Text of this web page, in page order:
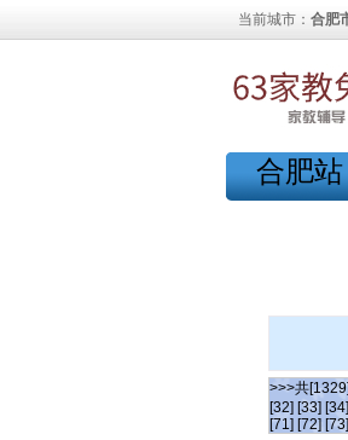
当前城市： 合肥
合肥站
>>>共
[32] [33] [34]
[71] [72] [73]